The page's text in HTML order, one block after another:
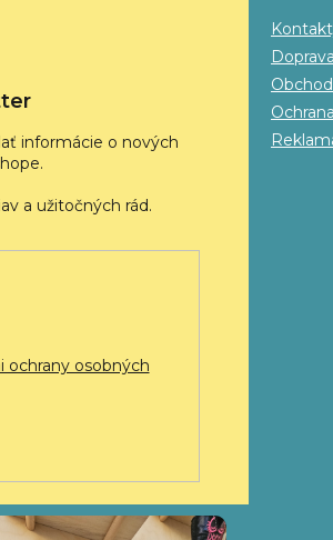
informácie o nových
ochrany osobných